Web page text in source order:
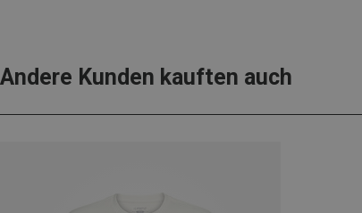
Andere Kunden kauften auch